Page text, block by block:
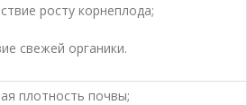
росту корнеплода;
свежей органики.
плотность почвы;